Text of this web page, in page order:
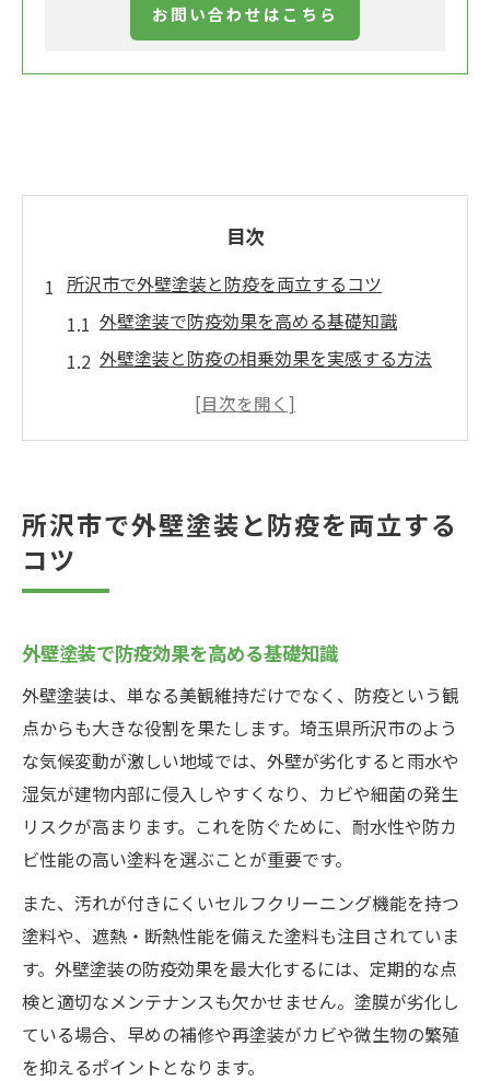
お問い合わせはこちら
目次
所沢市で外壁塗装と防疫を両立するコツ
外壁塗装で防疫効果を高める基礎知識
外壁塗装と防疫の相乗効果を実感する方法
住宅環境に適した外壁塗装の選び方
快適な住まいは外壁塗装で守れる理由
外壁塗装による湿気対策と防疫効果の事例
外壁塗装で断熱・遮熱性能を高めるメリッ
ト
外壁塗装が家族の健康を守る仕組み
防疫も叶う外壁塗装の効果的な進め方
防疫効果を考慮した外壁塗装の進め方
外壁塗装で防カビ・防藻対策を強化する
外壁塗装と同時に施工したい防疫対策
外壁塗装の下地処理で防疫効果を引き出す
高機能塗料を使った外壁塗装のポイント
外壁塗装を検討するなら避けたい時期とは
外壁塗装に適さない時期の特徴と理由
所沢市で外壁塗装と防疫を両立する
コツ
外壁塗装で防疫効果を高める基礎知識
外壁塗装は、単なる美観維持だけでなく、防疫という観
点からも大きな役割を果たします。埼玉県所沢市のよう
な気候変動が激しい地域では、外壁が劣化すると雨水や
湿気が建物内部に侵入しやすくなり、カビや細菌の発生
リスクが高まります。これを防ぐために、耐水性や防カ
ビ性能の高い塗料を選ぶことが重要です。
また、汚れが付きにくいセルフクリーニング機能を持つ
塗料や、遮熱・断熱性能を備えた塗料も注目されていま
す。外壁塗装の防疫効果を最大化するには、定期的な点
検と適切なメンテナンスも欠かせません。塗膜が劣化し
ている場合、早めの補修や再塗装がカビや微生物の繁殖
を抑えるポイントとなります。